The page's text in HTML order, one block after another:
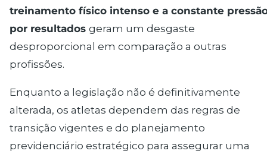
treinamento físico intenso e a constante
por resultados geram um desgaste
desproporcional em comparação a outras
profissões.
Enquanto a legislação não é definitivamente
alterada, os atletas dependem das regras de
transição vigentes e do planejamento
previdenciário estratégico para assegurar uma